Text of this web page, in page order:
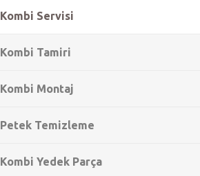
Kombi Servisi
Kombi Tamiri
Kombi Montaj
Petek Temizleme
Kombi Yedek Parça